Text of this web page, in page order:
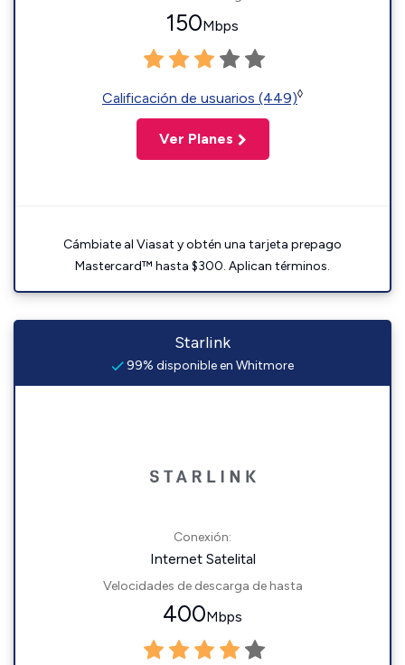
150Mbps
Calificación de usuarios (449)◊
Ver Planes
Cámbiate al Viasat y obtén una tarjeta prepago
Mastercard™ hasta $300. Aplican términos.
Starlink
99% disponible en Whitmore
Conexión:
Internet Satelital
Velocidades de descarga de hasta
400Mbps